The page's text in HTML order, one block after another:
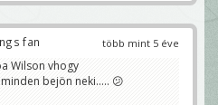
több mint 5 éve
fan
Wilson vhogy
bejön neki..... 😕